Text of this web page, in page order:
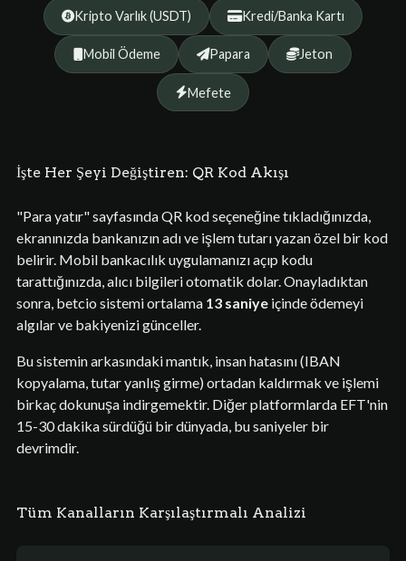
Kripto Varlık (USDT) Kredi/Banka Kartı
Mobil Ödeme Papara Jeton
Mefete
İşte Her Şeyi Değiştiren: QR Kod Akışı
"Para yatır" sayfasında QR kod seçeneğine tıkladığınızda,
ekranınızda bankanızın adı ve işlem tutarı yazan özel bir kod
belirir. Mobil bankacılık uygulamanızı açıp kodu
tarattığınızda, alıcı bilgileri otomatik dolar. Onayladıktan
sonra, betcio sistemi ortalama 13 saniyeiçinde ödemeyi
algılar ve bakiyenizi günceller.
Bu sistemin arkasındaki mantık, insan hatasını (IBAN
kopyalama, tutar yanlış girme) ortadan kaldırmak ve işlemi
birkaç dokunuşa indirgemektir. Diğer platformlarda EFT'nin
15-30 dakika sürdüğü bir dünyada, bu saniyeler bir
devrimdir.
Tüm Kanalların Karşılaştırmalı Analizi